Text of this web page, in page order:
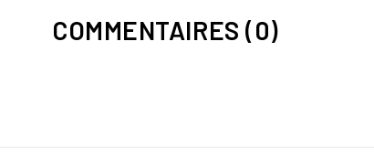
COMMENTAIRES (0)